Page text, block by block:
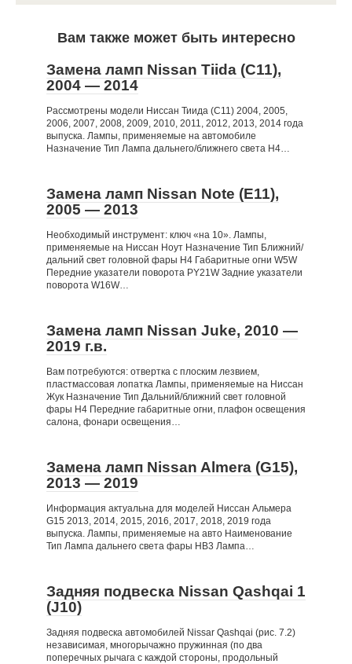
Вам также может быть интересно
Замена ламп Nissan Tiida (C11),
2004 — 2014
Рассмотрены модели Ниссан Тиида (C11) 2004, 2005,
2006, 2007, 2008, 2009, 2010, 2011, 2012, 2013, 2014 года
выпуска. Лампы, применяемые на автомобиле
Назначение Тип Лампа дальнего/ближнего света Н4…
Замена ламп Nissan Note (E11),
2005 — 2013
Необходимый инструмент: ключ «на 10». Лампы,
применяемые на Ниссан Ноут Назначение Тип Ближний/
дальний свет головной фары Н4 Габаритные огни W5W
Передние указатели поворота PY21W Задние указатели
поворота W16W…
Замена ламп Nissan Juke, 2010 —
2019 г.в.
Вам потребуются: отвертка с плоским лезвием,
пластмассовая лопатка Лампы, применяемые на Ниссан
Жук Назначение Тип Дальний/ближний свет головной
фары Н4 Передние габаритные огни, плафон освещения
салона, фонари освещения…
Замена ламп Nissan Almera (G15),
2013 — 2019
Информация актуальна для моделей Ниссан Альмера
G15 2013, 2014, 2015, 2016, 2017, 2018, 2019 года
выпуска. Лампы, применяемые на авто Наименование
Тип Лампа дальнего света фары HB3 Лампа…
Задняя подвеска Nissan Qashqai 1
(J10)
Задняя подвеска автомобилей Nissar Qashqai (рис. 7.2)
независимая, многорычажно пружинная (по два
поперечных рычага с каждой стороны, продольный